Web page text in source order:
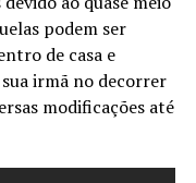
podem ser
de casa e
sua irmã no decorrer
modificações até